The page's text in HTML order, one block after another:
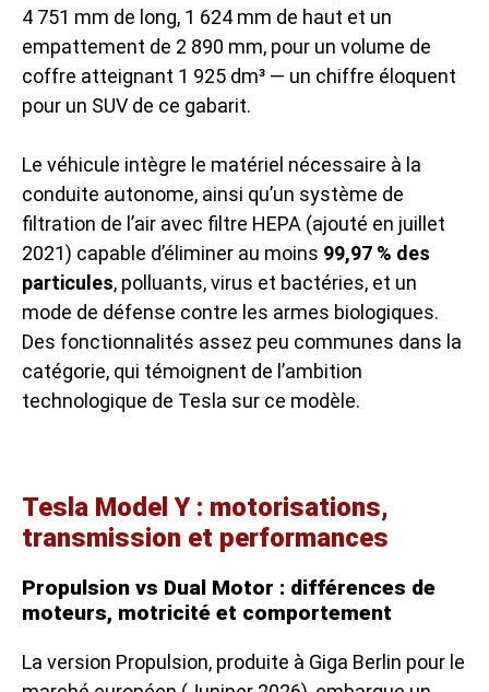
4 751 mm de long, 1 624 mm de haut et un
empattement de 2 890 mm, pour un volume de
coffre atteignant 1 925 dm³ — un chiffre éloquent
pour un SUV de ce gabarit.
Le véhicule intègre le matériel nécessaire à la
conduite autonome, ainsi qu’un système de
filtration de l’air avec filtre HEPA (ajouté en juillet
2021) capable d’éliminer au moins 99,97 % des
particules, polluants, virus et bactéries, et un
mode de défense contre les armes biologiques.
Des fonctionnalités assez peu communes dans la
catégorie, qui témoignent de l’ambition
technologique de Tesla sur ce modèle.
Tesla Model Y : motorisations,
transmission et performances
Propulsion vs Dual Motor : différences de
moteurs, motricité et comportement
La version Propulsion, produite à Giga Berlin pour le